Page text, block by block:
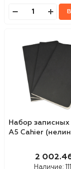
Набор
А5 Cahier
2
Наличие: